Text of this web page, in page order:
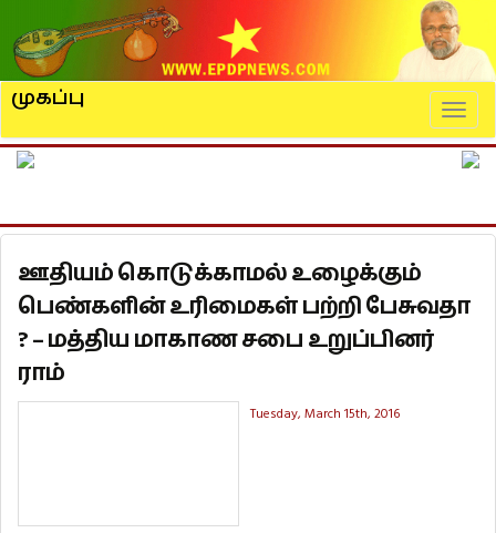
முகப்பு
ஊதியம் கொடுக்காமல் உழைக்கும்
பெண்களின் உரிமைகள் பற்றி பேசுவதா
? – மத்திய மாகாண சபை உறுப்பினர்
ராம்
Tuesday, March 15th, 2016